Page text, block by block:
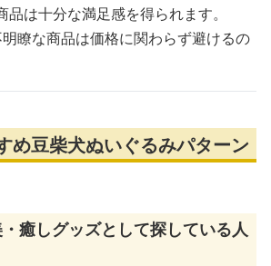
品は十分な満足感を得られます。
瞭な商品は価格に関わらず避けるの
め豆柴犬ぬいぐるみパターン
癒しグッズとして探している人